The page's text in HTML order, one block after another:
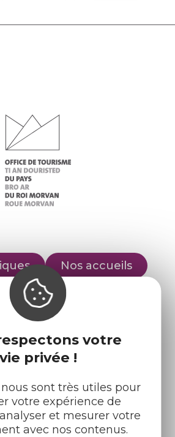
votre
vie privée !
nous sont très utiles pour
votre expérience de
et mesurer votre
avec nos contenus.
Nos accueils
nous sur :